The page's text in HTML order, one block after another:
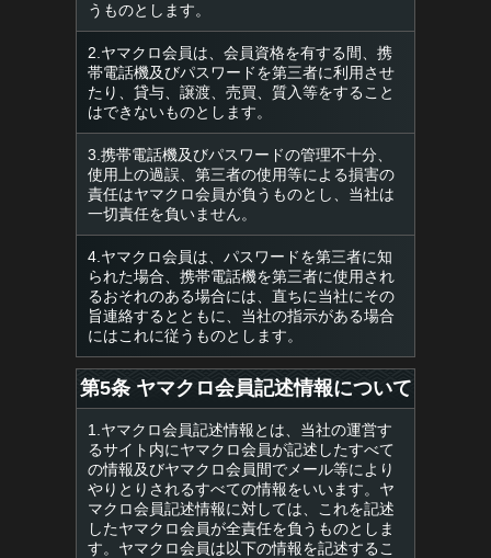
うものとします。
2.ヤマクロ会員は、会員資格を有する間、携
帯電話機及びパスワードを第三者に利用させ
たり、貸与、譲渡、売買、質入等をすること
はできないものとします。
3.携帯電話機及びパスワードの管理不十分、
使用上の過誤、第三者の使用等による損害の
責任はヤマクロ会員が負うものとし、当社は
一切責任を負いません。
4.ヤマクロ会員は、パスワードを第三者に知
られた場合、携帯電話機を第三者に使用され
るおそれのある場合には、直ちに当社にその
旨連絡するとともに、当社の指示がある場合
にはこれに従うものとします。
第5条 ヤマクロ会員記述情報について
1.ヤマクロ会員記述情報とは、当社の運営す
るサイト内にヤマクロ会員が記述したすべて
の情報及びヤマクロ会員間でメール等により
やりとりされるすべての情報をいいます。ヤ
マクロ会員記述情報に対しては、これを記述
したヤマクロ会員が全責任を負うものとしま
す。ヤマクロ会員は以下の情報を記述するこ